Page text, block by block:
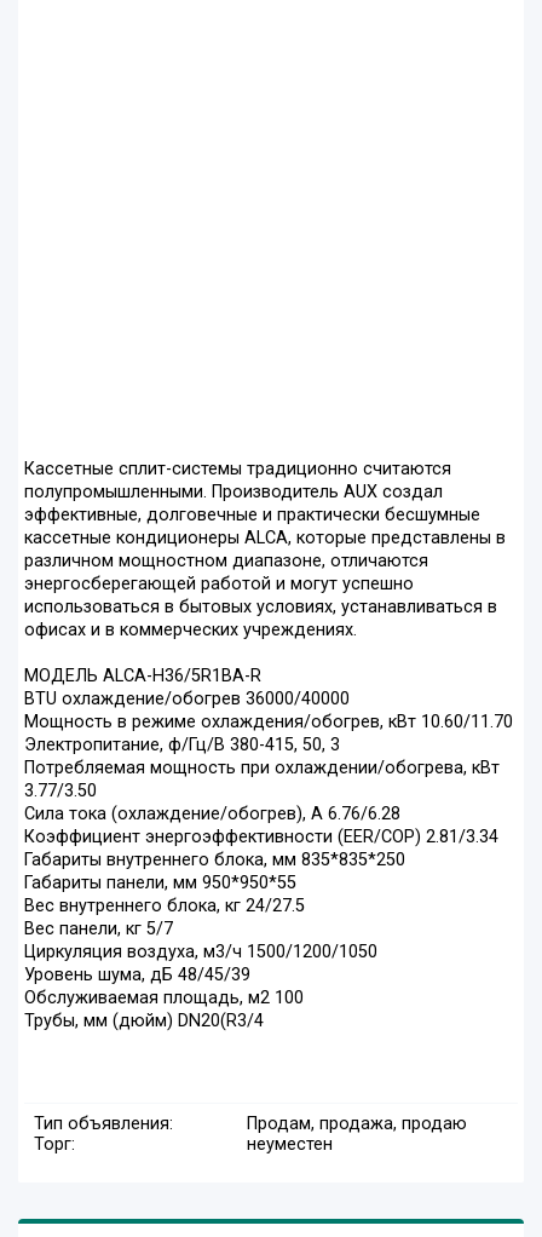
Кассетные сплит-системы традиционно считаются
полупромышленными. Производитель AUX создал
эффективные, долговечные и практически бесшумные
кассетные кондиционеры ALCA, которые представлены в
различном мощностном диапазоне, отличаются
энергосберегающей работой и могут успешно
использоваться в бытовых условиях, устанавливаться в
офисах и в коммерческих учреждениях.
МОДЕЛЬ ALCA-H36/5R1BA-R
BTU охлаждение/обогрев 36000/40000
Мощность в режиме охлаждения/обогрев, кВт 10.60/11.70
Электропитание, ф/Гц/В 380-415, 50, 3
Потребляемая мощность при охлаждении/обогрева, кВт
3.77/3.50
Сила тока (охлаждение/обогрев), А 6.76/6.28
Коэффициент энергоэффективности (EER/COP) 2.81/3.34
Габариты внутреннего блока, мм 835*835*250
Габариты панели, мм 950*950*55
Вес внутреннего блока, кг 24/27.5
Вес панели, кг 5/7
Циркуляция воздуха, м3/ч 1500/1200/1050
Уровень шума, дБ 48/45/39
Обслуживаемая площадь, м2 100
Трубы, мм (дюйм) DN20(R3/4
Тип объявления:
Продам, продажа, продаю
Торг:
неуместен